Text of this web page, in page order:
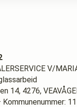
V/
14, 4276,
Kommunenummer: